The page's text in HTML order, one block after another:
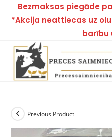
Bezmaksas piegāde
*Akcija neattiecas uz
barību
Previous Product